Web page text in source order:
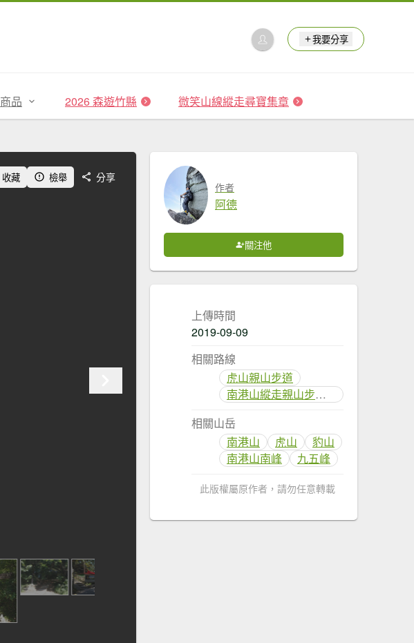
我要分享
商品 2026 森遊竹縣 微笑山線縱走尋寶集章
收藏 檢舉 分享
作者
阿德
關注他
上傳時間
2019-09-09
相關路線
虎山親山步道
南港山縱走親山步道(拇指山、南港山、象山、九五峰)
相關山岳
南港山
虎山
豹山
南港山南峰
九五峰
此版權屬原作者，請勿任意轉載